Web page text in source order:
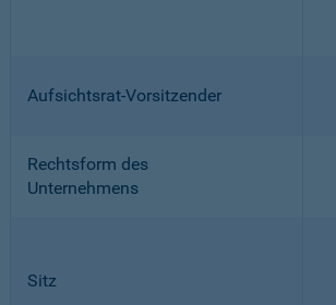
Aufsichtsrat-Vorsitzender
Rechtsform des
Unternehmens
Sitz